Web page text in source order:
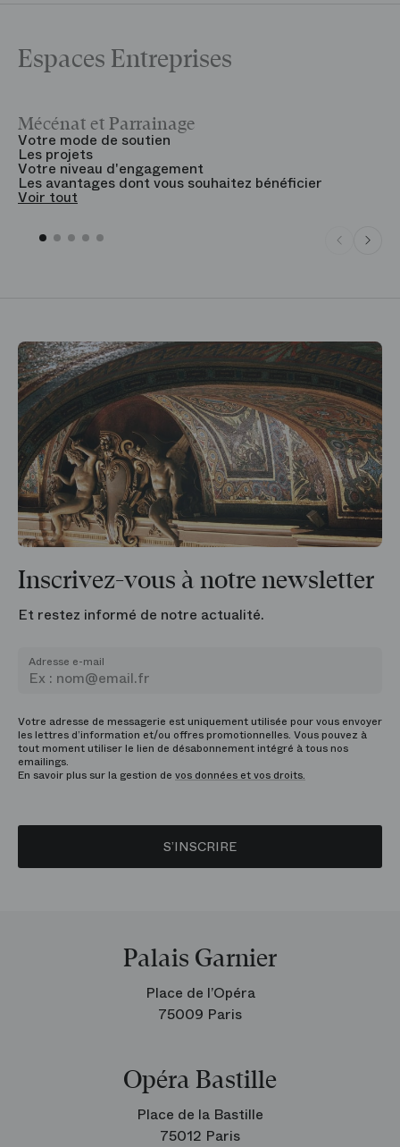
Espaces Entreprises
Mécénat et Parrainage
Votre mode de soutien
Les projets
Votre niveau d'engagement
Les avantages dont vous souhaitez bénéficier
Voir tout
Inscrivez-vous à notre newsletter
Et restez informé de notre actualité.
Adresse e-mail
Votre adresse de messagerie est uniquement utilisée pour vous envoyer
les lettres d’information et/ou offres promotionnelles. Vous pouvez à
tout moment utiliser le lien de désabonnement intégré à tous nos
emailings.
En savoir plus sur la gestion de vos données et vos droits.
S’INSCRIRE
Palais Garnier
Place de l’Opéra
75009 Paris
Opéra Bastille
Place de la Bastille
75012 Paris